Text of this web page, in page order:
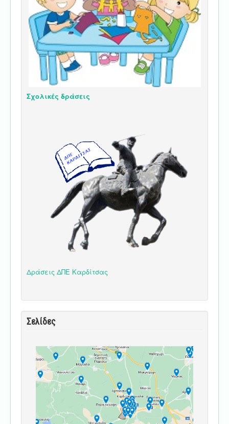
Σχολικές δράσεις
Δράσεις ΔΠΕ Καρδίτσας
Σελίδες